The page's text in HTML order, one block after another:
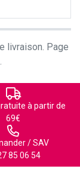
livraison. Page
à partir de
69€
/ SAV
85 06 54